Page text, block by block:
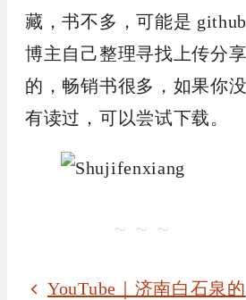
藏，书不多，可能是 github
博主自己整理寻找上传分享
的，畅销书很多，如果你没
有读过，可以尝试下载。
～～～
YouTube｜济南白石泉的